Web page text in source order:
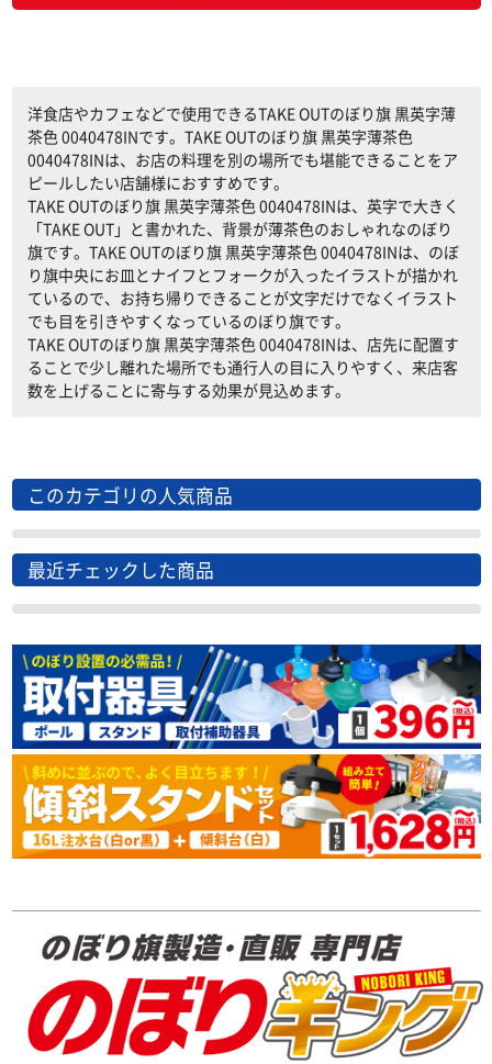
洋食店やカフェなどで使用できるTAKE OUTのぼり旗 黒英字薄
茶色 0040478INです。TAKE OUTのぼり旗 黒英字薄茶色
0040478INは、お店の料理を別の場所でも堪能できることをア
ピールしたい店舗様におすすめです。
TAKE OUTのぼり旗 黒英字薄茶色 0040478INは、英字で大きく
「TAKE OUT」と書かれた、背景が薄茶色のおしゃれなのぼり
旗です。TAKE OUTのぼり旗 黒英字薄茶色 0040478INは、のぼ
り旗中央にお皿とナイフとフォークが入ったイラストが描かれ
ているので、お持ち帰りできることが文字だけでなくイラスト
でも目を引きやすくなっているのぼり旗です。
TAKE OUTのぼり旗 黒英字薄茶色 0040478INは、店先に配置す
ることで少し離れた場所でも通行人の目に入りやすく、来店客
数を上げることに寄与する効果が見込めます。
このカテゴリの人気商品
最近チェックした商品